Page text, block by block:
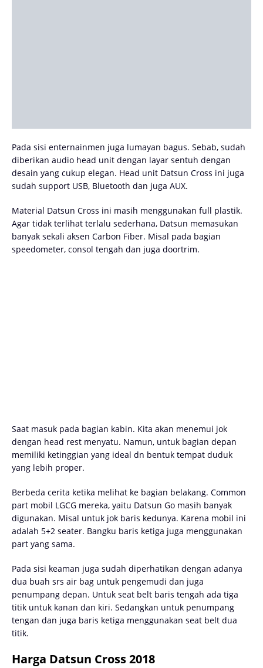
Pada sisi enternainmen juga lumayan bagus. Sebab, sudah
diberikan audio head unit dengan layar sentuh dengan
desain yang cukup elegan. Head unit Datsun Cross ini juga
sudah support USB, Bluetooth dan juga AUX.
Material Datsun Cross ini masih menggunakan full plastik.
Agar tidak terlihat terlalu sederhana, Datsun memasukan
banyak sekali aksen Carbon Fiber. Misal pada bagian
speedometer, consol tengah dan juga doortrim.
Saat masuk pada bagian kabin. Kita akan menemui jok
dengan head rest menyatu. Namun, untuk bagian depan
memiliki ketinggian yang ideal dn bentuk tempat duduk
yang lebih proper.
Berbeda cerita ketika melihat ke bagian belakang. Common
part mobil LGCG mereka, yaitu Datsun Go masih banyak
digunakan. Misal untuk jok baris kedunya. Karena mobil ini
adalah 5+2 seater. Bangku baris ketiga juga menggunakan
part yang sama.
Pada sisi keaman juga sudah diperhatikan dengan adanya
dua buah srs air bag untuk pengemudi dan juga
penumpang depan. Untuk seat belt baris tengah ada tiga
titik untuk kanan dan kiri. Sedangkan untuk penumpang
tengan dan juga baris ketiga menggunakan seat belt dua
titik.
Harga Datsun Cross 2018